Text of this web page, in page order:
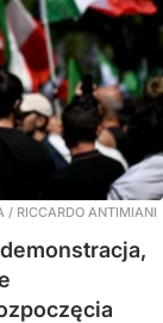
/ RICCARDO ANTIMIANI